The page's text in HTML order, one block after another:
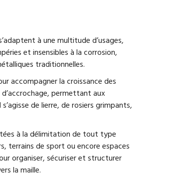
à une multitude d’usages,
et insensibles à la corrosion,
traditionnelles.
accompagner la croissance des
permettant aux
de lierre, de rosiers grimpants,
à la délimitation de tout type
terrains de sport ou encore espaces
organiser, sécuriser et structurer
la maille.